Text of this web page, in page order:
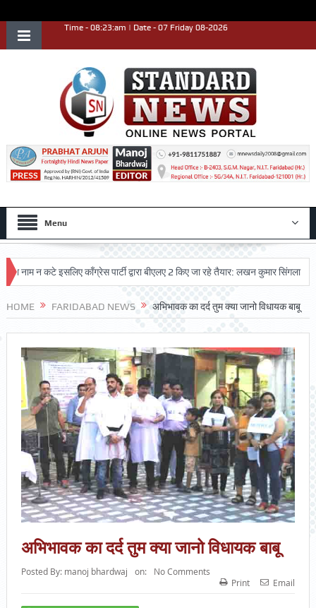
Time - 08:23:am | Date - 07 Friday 08-2026
Menu
न कटे इसलिए काँग्रेस पार्टी द्वारा बीएलए 2 किए जा रहे तैयार: लखन कुमार सिंगला
HOME FARIDABAD NEWS अभिभावक का दर्द तुम क्या जानो विधायक बाबू
अभिभावक का दर्द तुम क्या जानो विधायक बाबू
Posted By: manoj bhardwaj on:
No Comments
Print
Email